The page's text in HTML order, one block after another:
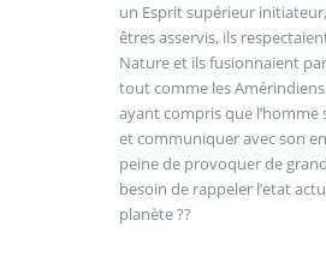
un Esprit supérieur
êtres asservis, ils
Nature et ils fusionnaient
tout comme les
ayant compris que l’homme
et communiquer avec son
peine de provoquer de
besoin de rappeler l’etat
planète ??